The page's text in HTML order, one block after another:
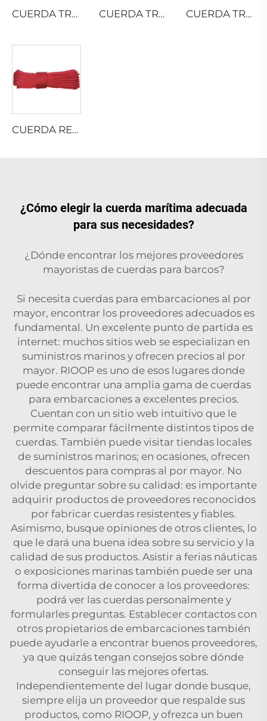
CUERDA TRENZADA DE PP CON PLOMO CUERDA TRENZADA DE ALGODÓN CUERDA TRENZADA DE MONOFILAMENTO DE PP
CUERDA RETORCIDA DE NYLON MULTIFILAMENTO
¿Cómo elegir la cuerda marítima adecuada
para sus necesidades?
¿Dónde encontrar los mejores proveedores
mayoristas de cuerdas para barcos?
Si necesita cuerdas para embarcaciones al por
mayor, encontrar los proveedores adecuados es
fundamental. Un excelente punto de partida es
internet: muchos sitios web se especializan en
suministros marinos y ofrecen precios al por
mayor. RIOOP es uno de esos lugares donde
puede encontrar una amplia gama de cuerdas
para embarcaciones a excelentes precios.
Cuentan con un sitio web intuitivo que le
permite comparar fácilmente distintos tipos de
cuerdas. También puede visitar tiendas locales
de suministros marinos; en ocasiones, ofrecen
descuentos para compras al por mayor. No
olvide preguntar sobre su calidad: es importante
adquirir productos de proveedores reconocidos
por fabricar cuerdas resistentes y fiables.
Asimismo, busque opiniones de otros clientes, lo
que le dará una buena idea sobre su servicio y la
calidad de sus productos. Asistir a ferias náuticas
o exposiciones marinas también puede ser una
forma divertida de conocer a los proveedores:
podrá ver las cuerdas personalmente y
formularles preguntas. Establecer contactos con
otros propietarios de embarcaciones también
puede ayudarle a encontrar buenos proveedores,
ya que quizás tengan consejos sobre dónde
conseguir las mejores ofertas.
Independientemente del lugar donde busque,
siempre elija un proveedor que respalde sus
productos, como RIOOP, y ofrezca un buen